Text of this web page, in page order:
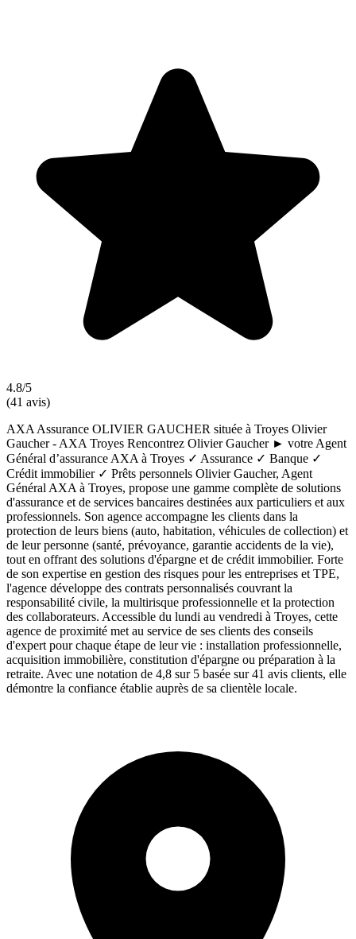
4.8/5
(41 avis)
AXA Assurance OLIVIER GAUCHER située à Troyes Olivier
Gaucher - AXA Troyes Rencontrez Olivier Gaucher ► votre Agent
Général d’assurance AXA à Troyes ✓ Assurance ✓ Banque ✓
Crédit immobilier ✓ Prêts personnels Olivier Gaucher, Agent
Général AXA à Troyes, propose une gamme complète de solutions
d'assurance et de services bancaires destinées aux particuliers et aux
professionnels. Son agence accompagne les clients dans la
protection de leurs biens (auto, habitation, véhicules de collection) et
de leur personne (santé, prévoyance, garantie accidents de la vie),
tout en offrant des solutions d'épargne et de crédit immobilier. Forte
de son expertise en gestion des risques pour les entreprises et TPE,
l'agence développe des contrats personnalisés couvrant la
responsabilité civile, la multirisque professionnelle et la protection
des collaborateurs. Accessible du lundi au vendredi à Troyes, cette
agence de proximité met au service de ses clients des conseils
d'expert pour chaque étape de leur vie : installation professionnelle,
acquisition immobilière, constitution d'épargne ou préparation à la
retraite. Avec une notation de 4,8 sur 5 basée sur 41 avis clients, elle
démontre la confiance établie auprès de sa clientèle locale.